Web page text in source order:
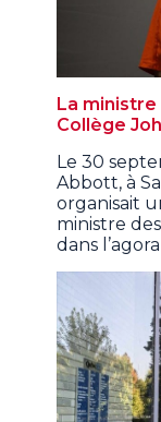
La ministre
Collège
Le 30
Abbott, à
organisait
ministre
dans